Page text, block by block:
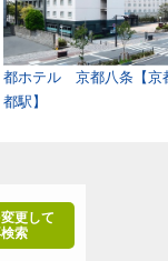
更して
索
都ホテル 京都八条【
都駅】